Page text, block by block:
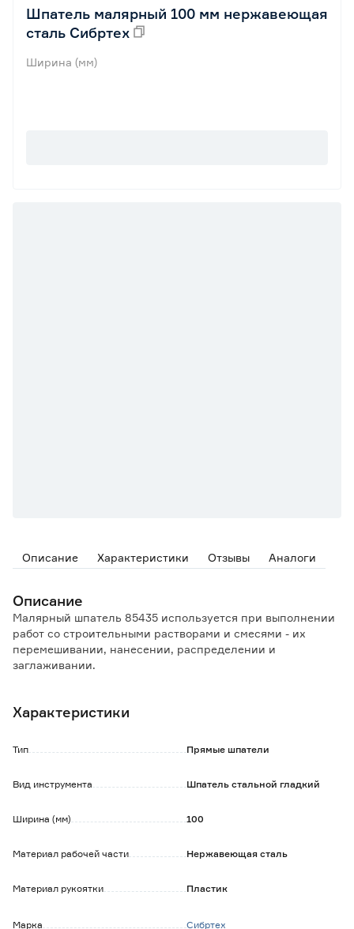
Шпатель малярный 100 мм нержавеющая
сталь Сибртех
Ширина (мм)
Описание Характеристики Отзывы Аналоги
Описание
Малярный шпатель 85435 используется при выполнении
работ со строительными растворами и смесями - их
перемешивании, нанесении, распределении и
заглаживании.
исключает появление следов ржавчины.
продолжительных работах.
Характеристики
Тип Прямые шпатели
Вид инструмента Шпатель стальной гладкий
Ширина (мм) 100
Материал рабочей части Нержавеющая сталь
Материал рукоятки Пластик
Марка Сибртех